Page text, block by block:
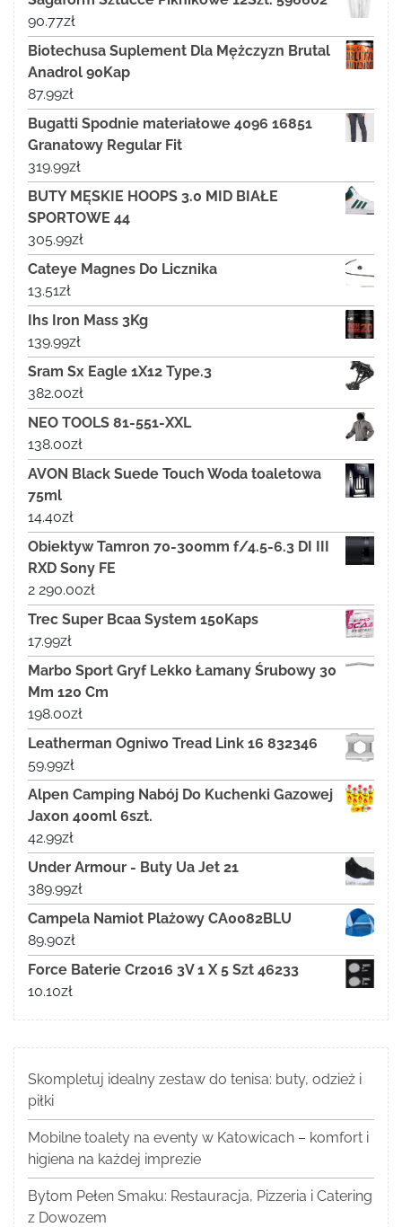
90.77zł
Biotechusa Suplement Dla Mężczyzn Brutal
Anadrol 90Kap
87.99zł
Bugatti Spodnie materiałowe 4096 16851
Granatowy Regular Fit
319.99zł
BUTY MĘSKIE HOOPS 3.0 MID BIAŁE
SPORTOWE 44
305.99zł
Cateye Magnes Do Licznika
13.51zł
Ihs Iron Mass 3Kg
139.99zł
Sram Sx Eagle 1X12 Type.3
382.00zł
NEO TOOLS 81-551-XXL
138.00zł
AVON Black Suede Touch Woda toaletowa
75ml
14.40zł
Obiektyw Tamron 70-300mm f/4.5-6.3 DI III
RXD Sony FE
2 290.00zł
Trec Super Bcaa System 150Kaps
17.99zł
Marbo Sport Gryf Lekko Łamany Śrubowy 30
Mm 120 Cm
198.00zł
Leatherman Ogniwo Tread Link 16 832346
59.99zł
Alpen Camping Nabój Do Kuchenki Gazowej
Jaxon 400ml 6szt.
42.99zł
Under Armour - Buty Ua Jet 21
389.99zł
Campela Namiot Plażowy CA0082BLU
89.90zł
Force Baterie Cr2016 3V 1 X 5 Szt 46233
10.10zł
Skompletuj idealny zestaw do tenisa: buty, odzież i
piłki
Mobilne toalety na eventy w Katowicach – komfort i
higiena na każdej imprezie
Bytom Pełen Smaku: Restauracja, Pizzeria i Catering
z Dowozem